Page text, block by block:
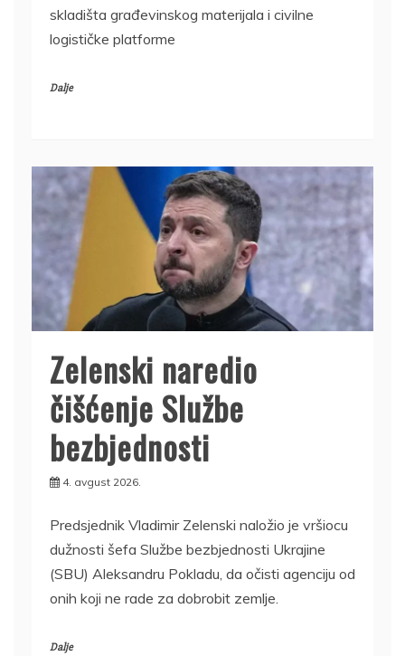
skladišta građevinskog materijala i civilne
logističke platforme
Dalje
Zelenski naredio
čišćenje Službe
bezbjednosti
4. avgust 2026.
Predsjednik Vladimir Zelenski naložio je vršiocu
dužnosti šefa Službe bezbjednosti Ukrajine
(SBU) Aleksandru Pokladu, da očisti agenciju od
onih koji ne rade za dobrobit zemlje.
Dalje